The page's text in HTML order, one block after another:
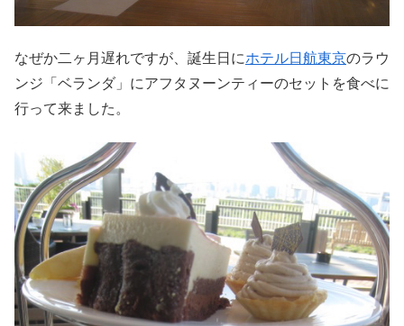
なぜか二ヶ月遅れですが、誕生日にホテル日航東京のラウ
ンジ「ベランダ」にアフタヌーンティーのセットを食べに
行って来ました。